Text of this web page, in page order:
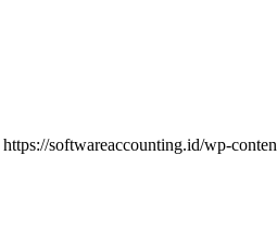
https://softwareaccounting.id/wp-